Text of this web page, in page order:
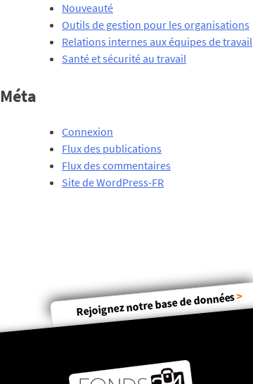
Nouveauté
Outils de gestion pour les organisations
Relations internes aux équipes de travail
Santé et sécurité au travail
Méta
Connexion
Flux des publications
Flux des commentaires
Site de WordPress-FR
Rejoignez notre base de données>